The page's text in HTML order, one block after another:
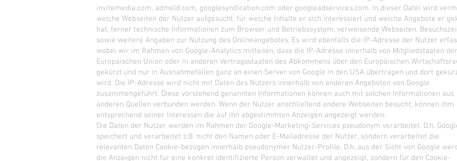
invitemedia.com, admeld.com, googlesyndication.com oder googleadservices.com. In dieser Datei wird
welche Webseiten der Nutzer aufgesucht, für welche Inhalte er sich interessiert und welche Angebote er
hat, ferner technische Informationen zum Browser und Betriebssystem, verweisende Webseiten,
sowie weitere Angaben zur Nutzung des Onlineangebotes. Es wird ebenfalls die IP-Adresse der Nutzer
wobei wir im Rahmen von Google-Analytics mitteilen, dass die IP-Adresse innerhalb von Mitgliedstaaten der
Europäischen Union oder in anderen Vertragsstaaten des Abkommens über den Europäischen
gekürzt und nur in Ausnahmefällen ganz an einen Server von Google in den USA übertragen und dort
wird. Die IP-Adresse wird nicht mit Daten des Nutzers innerhalb von anderen Angeboten von Google
zusammengeführt. Diese vorstehend genannten Informationen können auch mit solchen Informationen aus
anderen Quellen verbunden werden. Wenn der Nutzer anschließend andere Webseiten besucht, können ihm
entsprechend seiner Interessen die auf ihn abgestimmten Anzeigen angezeigt werden.
Die Daten der Nutzer werden im Rahmen der Google-Marketing-Services pseudonym verarbeitet. D.h.
speichert und verarbeitet z.B. nicht den Namen oder E-Mailadresse der Nutzer, sondern verarbeitet die
relevanten Daten Cookie-bezogen innerhalb pseudonymer Nutzer-Profile. D.h. aus der Sicht von Google
die Anzeigen nicht für eine konkret identifizierte Person verwaltet und angezeigt, sondern für den Cookie-